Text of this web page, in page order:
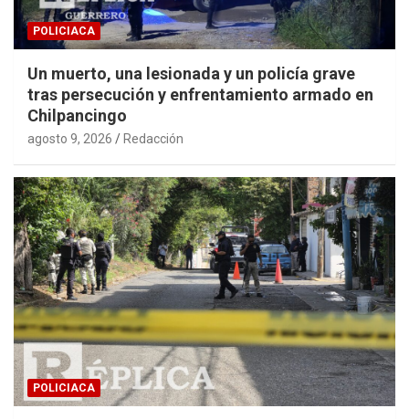
POLICIACA
Un muerto, una lesionada y un policía grave
tras persecución y enfrentamiento armado en
Chilpancingo
agosto 9, 2026 Redacción
POLICIACA